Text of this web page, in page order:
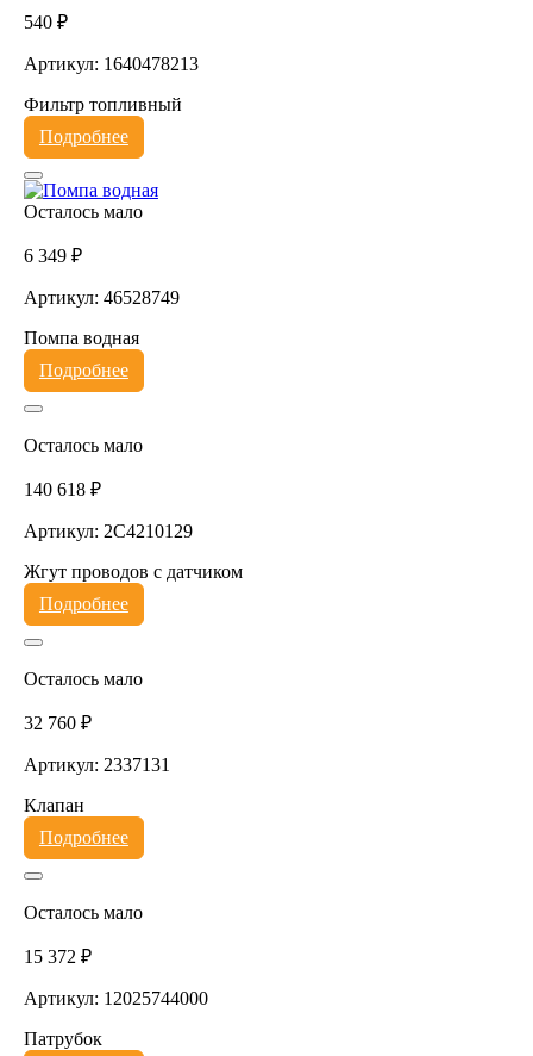
540 ₽
Артикул: 1640478213
Фильтр топливный
Подробнее
Осталось мало
6 349 ₽
Артикул: 46528749
Помпа водная
Подробнее
Осталось мало
140 618 ₽
Артикул: 2C4210129
Жгут проводов с датчиком
Подробнее
Осталось мало
32 760 ₽
Артикул: 2337131
Клапан
Подробнее
Осталось мало
15 372 ₽
Артикул: 12025744000
Патрубок